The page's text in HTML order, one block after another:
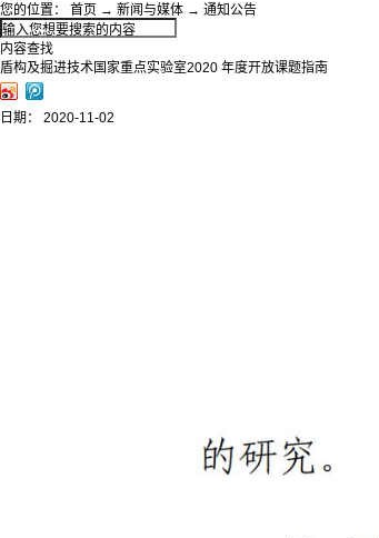
您的位置：
首页 → 新闻与媒体 → 通知公告
内容查找
盾构及掘进技术国家重点实验室2020 年度开放课题指南
日期： 2020-11-02